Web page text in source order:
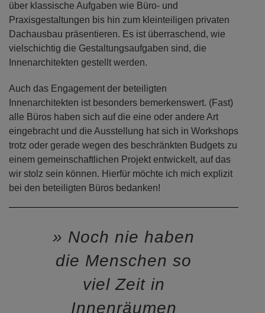
über klassische Aufgaben wie Büro- und
Praxisgestaltungen bis hin zum kleinteiligen privaten
Dachausbau präsentieren. Es ist überraschend, wie
vielschichtig die Gestaltungsaufgaben sind, die
Innenarchitekten gestellt werden.
Auch das Engagement der beteiligten
Innenarchitekten ist besonders bemerkenswert. (Fast)
alle Büros haben sich auf die eine oder andere Art
eingebracht und die Ausstellung hat sich in Workshops
trotz oder gerade wegen des beschränkten Budgets zu
einem gemeinschaftlichen Projekt entwickelt, auf das
wir stolz sein können. Hierfür möchte ich mich explizit
bei den beteiligten Büros bedanken!
Noch nie haben
die Menschen so
viel Zeit in
Innenräumen